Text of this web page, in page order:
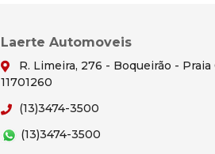
Laerte Automoveis
R. Limeira, 276 - Boqueirão - Praia
11701260
(13)3474-3500
(13)3474-3500